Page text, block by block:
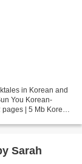
in Korean and
You Korean-
| 5 Mb Korean
Sarah